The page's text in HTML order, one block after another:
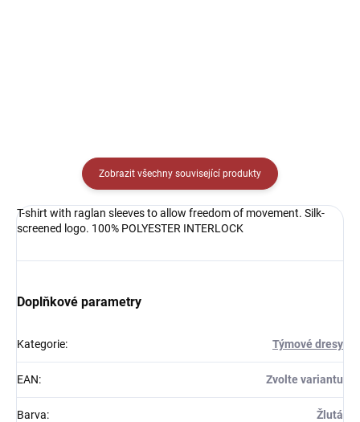
Zobrazit všechny související produkty
T-shirt with raglan sleeves to allow freedom of movement. Silk-
screened logo. 100% POLYESTER INTERLOCK
Doplňkové parametry
Kategorie: Týmové dresy
EAN: Zvolte variantu
Barva: Žlutá